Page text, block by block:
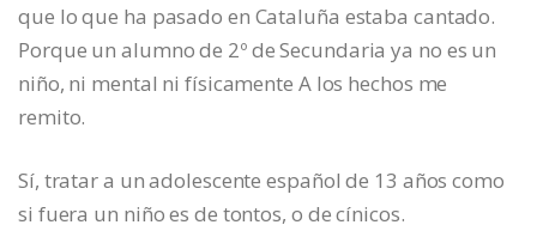
que lo que ha pasado en Cataluña estaba cantado.
Porque un alumno de 2º de Secundaria ya no es un
niño, ni mental ni físicamente A los hechos me
remito.
Sí, tratar a un adolescente español de 13 años como
si fuera un niño es de tontos, o de cínicos.